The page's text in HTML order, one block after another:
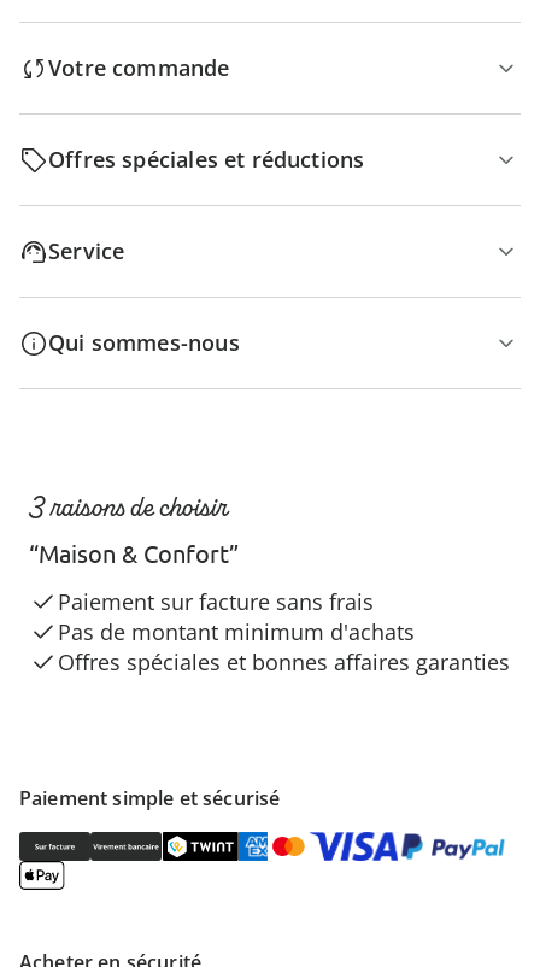
Votre commande
Offres spéciales et réductions
Service
Qui sommes-nous
Paiement simple et sécurisé
3 raisons de choisir
“Maison & Confort”
Paiement sur facture sans frais
Pas de montant minimum d'achats
Offres spéciales et bonnes affaires garanties